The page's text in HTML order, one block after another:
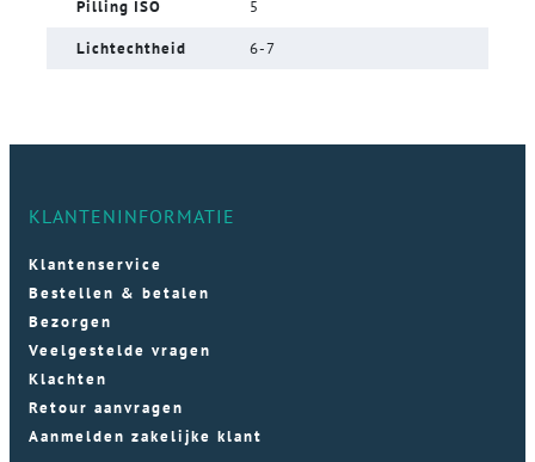
Pilling ISO 5
Lichtechtheid 6-7
KLANTENINFORMATIE
Klantenservice
Bestellen & betalen
Bezorgen
Veelgestelde vragen
Klachten
Retour aanvragen
Aanmelden zakelijke klant